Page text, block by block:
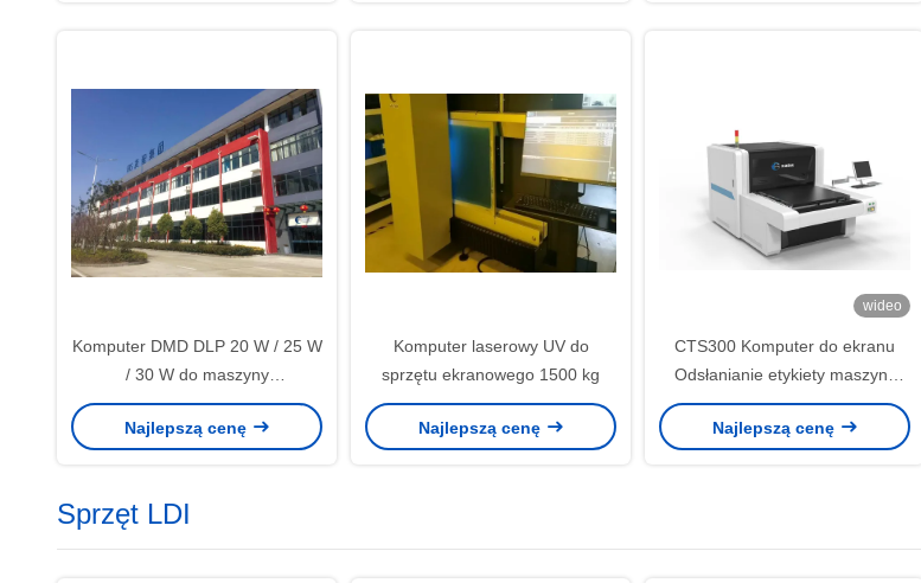
Komputer DMD DLP 20 W / 25 W
/ 30 W do maszyny
naświetlającej ekran z systemem
automatycznego ustawiania
Najlepszą cenę
Komputer laserowy UV do
sprzętu ekranowego 1500 kg
Najlepszą cenę
wideo
CTS300 Komputer do ekranu
Odsłanianie etykiety maszyny
Automatyczna regulacja
Najlepszą cenę
Sprzęt LDI